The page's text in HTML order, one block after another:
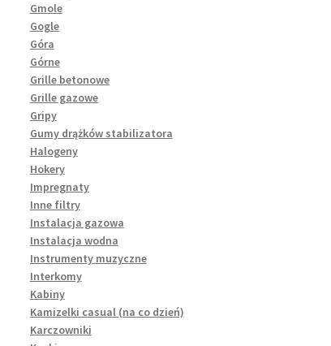
Gmole
Gogle
Góra
Górne
Grille betonowe
Grille gazowe
Gripy
Gumy drążków stabilizatora
Halogeny
Hokery
Impregnaty
Inne filtry
Instalacja gazowa
Instalacja wodna
Instrumenty muzyczne
Interkomy
Kabiny
Kamizelki casual (na co dzień)
Karczowniki